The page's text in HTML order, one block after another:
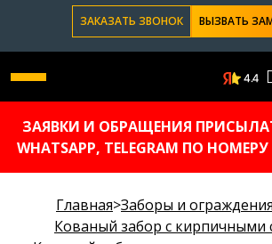
ЗАКАЗАТЬ ЗВОНОК ВЫЗВАТЬ
ЗАЯВКИ И ОБРАЩЕНИЯ
WHATSAPP, TELEGRAM ПО НОМЕРУ
Главная>Заборы и ограждения
Кованый забор с кирпичными